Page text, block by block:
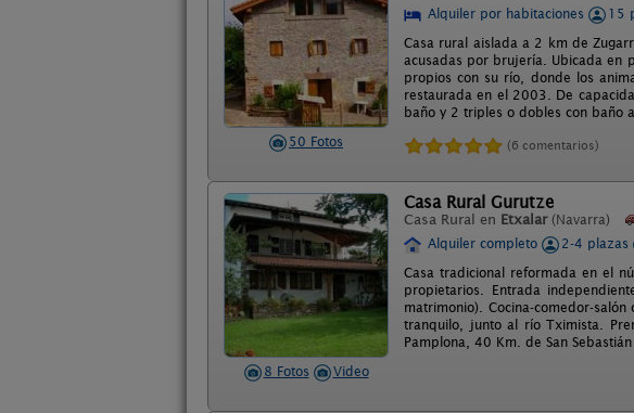
50 Fotos
Alquiler por habitaciones
15
Casa rural aislada a 2 km de
acusadas por brujería. Ubicada en
propios con su río, donde los
restaurada en el 2003. De
baño y 2 triples o dobles con baño
(6 comentarios)
8 Fotos Video
Casa Rural Gurutze
Casa Rural en Etxalar (Navarra)
Alquiler completo
2-4 plazas
Casa tradicional reformada en el
propietarios. Entrada
matrimonio). Cocina-comedor-
tranquilo, junto al río Tximista.
Pamplona, 40 Km. de San